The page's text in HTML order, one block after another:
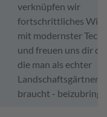
verknüpfen wir
fortschrittliches
mit modernster
und freuen uns dir
die man als echter
Landschaftsgärtner
braucht -